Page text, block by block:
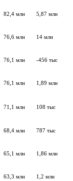
82,4 млн 5,87 млн
76,6 млн 14 млн
76,1 млн -456 тыс
76,1 млн 1,89 млн
71,1 млн 108 тыс
68,4 млн 787 тыс
65,1 млн 1,86 млн
63,3 млн 1,2 млн